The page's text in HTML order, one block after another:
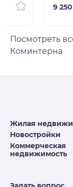
9
Посмотреть
Коминтерна
Жилая
Новостройки
Коммерческая
недвижимость